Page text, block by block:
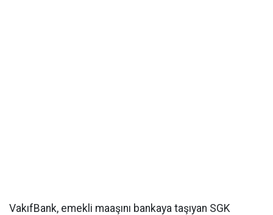
VakıfBank, emekli maaşını bankaya taşıyan SGK